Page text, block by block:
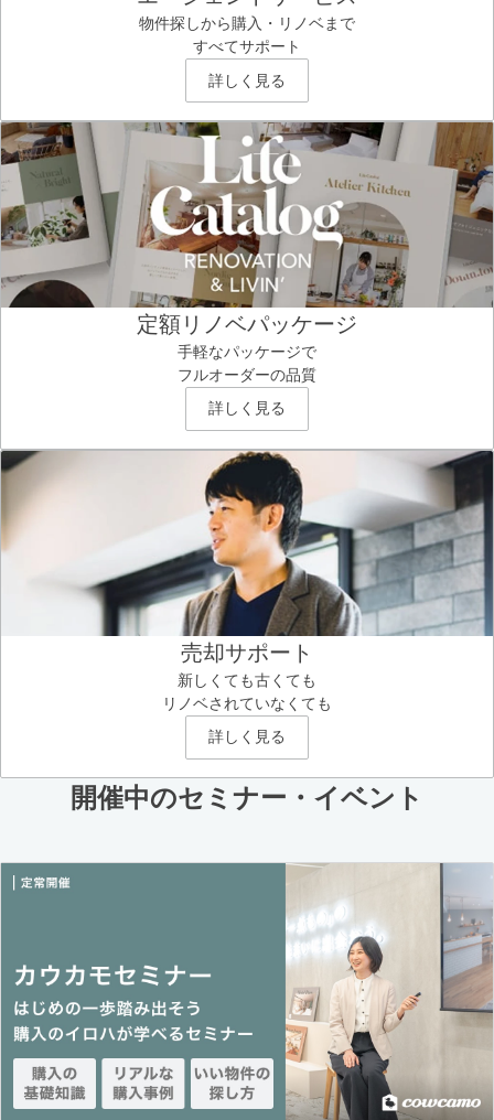
物件探しから購入・リノベまで
すべてサポート
詳しく見る
定額リノベパッケージ
手軽なパッケージで
フルオーダーの品質
詳しく見る
売却サポート
新しくても古くても
リノベされていなくても
詳しく見る
開催中のセミナー・イベント